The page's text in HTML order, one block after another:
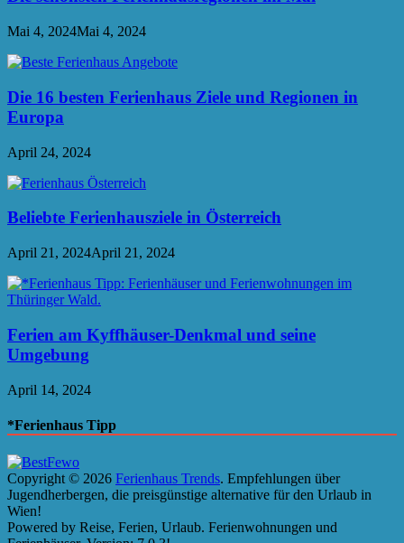
Mai 4, 2024Mai 4, 2024
Die 16 besten Ferienhaus Ziele und Regionen in
Europa
April 24, 2024
Beliebte Ferienhausziele in Österreich
April 21, 2024April 21, 2024
Ferien am Kyffhäuser-Denkmal und seine
Umgebung
April 14, 2024
*Ferienhaus Tipp
Copyright © 2026 Ferienhaus Trends. Empfehlungen über
Jugendherbergen, die preisgünstige alternative für den Urlaub in
Wien!
Powered by Reise, Ferien, Urlaub. Ferienwohnungen und